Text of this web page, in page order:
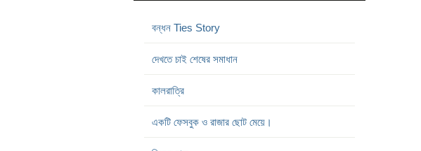
বন্ধন Ties Story
দেখতে চাই শেষের সমাধান
কালরাত্রি
একটি ফেসবুক ও রাজার ছোট মেয়ে।